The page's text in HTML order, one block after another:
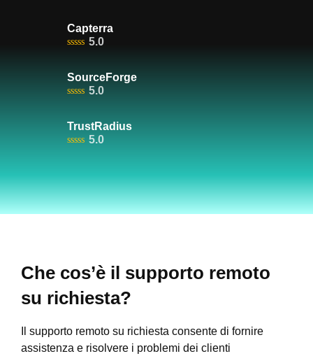
Capterra
5.0
SourceForge
5.0
TrustRadius
5.0
Che cos’è il supporto remoto
su richiesta?
Il supporto remoto su richiesta consente di fornire
assistenza e risolvere i problemi dei clienti